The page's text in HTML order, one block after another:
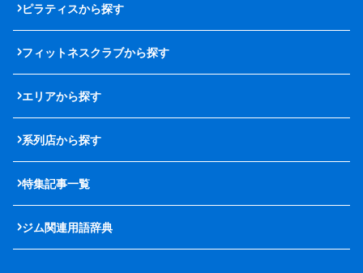
ピラティスから探す
フィットネスクラブから探す
エリアから探す
系列店から探す
特集記事一覧
ジム関連用語辞典